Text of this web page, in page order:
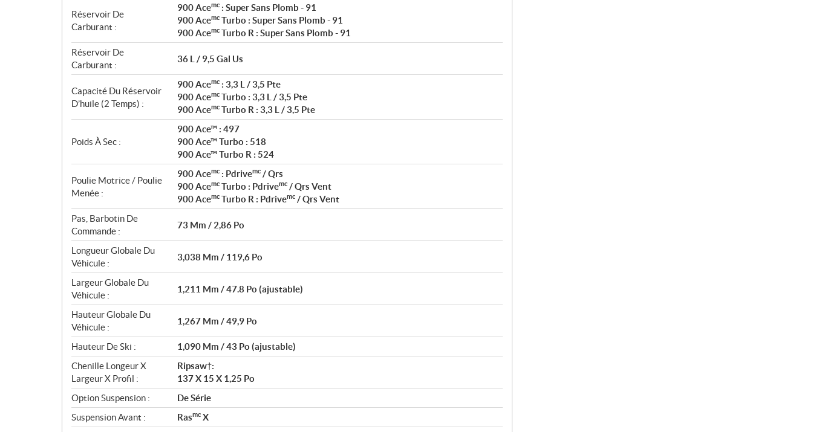
Réservoir De
Carburant :
900 Acemc : Super Sans Plomb - 91
900 Acemc Turbo : Super Sans Plomb - 91
900 Acemc Turbo R : Super Sans Plomb - 91
Réservoir De
Carburant :
36 L / 9,5 Gal Us
Capacité Du Réservoir
D’huile (2 Temps) :
900 Acemc : 3,3 L / 3,5 Pte
900 Acemc Turbo : 3,3 L / 3,5 Pte
900 Acemc Turbo R : 3,3 L / 3,5 Pte
Poids À Sec :
900 Ace™ : 497
900 Ace™ Turbo : 518
900 Ace™ Turbo R : 524
Poulie Motrice / Poulie
Menée :
900 Acemc : Pdrivemc / Qrs
900 Acemc Turbo : Pdrivemc / Qrs Vent
900 Acemc Turbo R : Pdrivemc / Qrs Vent
Pas, Barbotin De
Commande :
73 Mm / 2,86 Po
Longueur Globale Du
Véhicule :
3,038 Mm / 119,6 Po
Largeur Globale Du
Véhicule :
1,211 Mm / 47.8 Po (ajustable)
Hauteur Globale Du
Véhicule :
1,267 Mm / 49,9 Po
Hauteur De Ski :
1,090 Mm / 43 Po (ajustable)
Chenille Longeur X
Largeur X Profil :
Ripsaw†:
137 X 15 X 1,25 Po
Option Suspension :
De Série
Suspension Avant :
Rasmc X